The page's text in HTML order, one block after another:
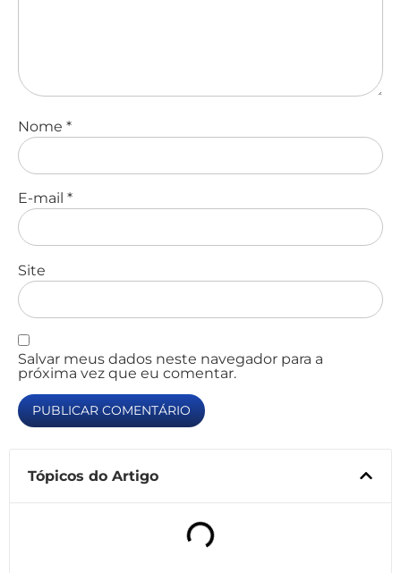
Nome *
E-mail *
Site
Salvar meus dados neste navegador para a
próxima vez que eu comentar.
Tópicos do Artigo